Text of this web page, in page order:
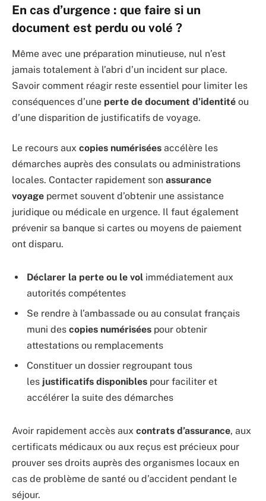
En cas d’urgence : que faire si un
document est perdu ou volé ?
Même avec une préparation minutieuse, nul n’est
jamais totalement à l’abri d’un incident sur place.
Savoir comment réagir reste essentiel pour limiter les
conséquences d’une perte de document d’identité ou
d’une disparition de justificatifs de voyage.
Le recours aux copies numérisées accélère les
démarches auprès des consulats ou administrations
locales. Contacter rapidement son assurance
voyage permet souvent d’obtenir une assistance
juridique ou médicale en urgence. Il faut également
prévenir sa banque si cartes ou moyens de paiement
ont disparu.
Déclarer la perte ou le vol immédiatement aux
autorités compétentes
Se rendre à l’ambassade ou au consulat français
muni des copies numérisées pour obtenir
attestations ou remplacements
Constituer un dossier regroupant tous
les justificatifs disponibles pour faciliter et
accélérer la suite des démarches
Avoir rapidement accès aux contrats d’assurance, aux
certificats médicaux ou aux reçus est précieux pour
prouver ses droits auprès des organismes locaux en
cas de problème de santé ou d’accident pendant le
séjour.